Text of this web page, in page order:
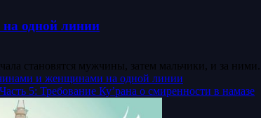
одной линии
становятся мужчины, затем мальчики, и за ними...
и женщинами на одной линии
5: Требование Ку’рана о смиренности в намазе